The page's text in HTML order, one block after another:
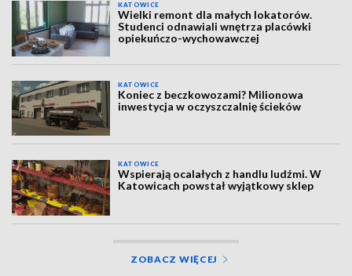
KATOWICE
Wielki remont dla małych lokatorów.
Studenci odnawiali wnętrza placówki
opiekuńczo-wychowawczej
KATOWICE
Koniec z beczkowozami? Milionowa
inwestycja w oczyszczalnię ścieków
KATOWICE
Wspierają ocalałych z handlu ludźmi. W
Katowicach powstał wyjątkowy sklep
ZOBACZ WIĘCEJ